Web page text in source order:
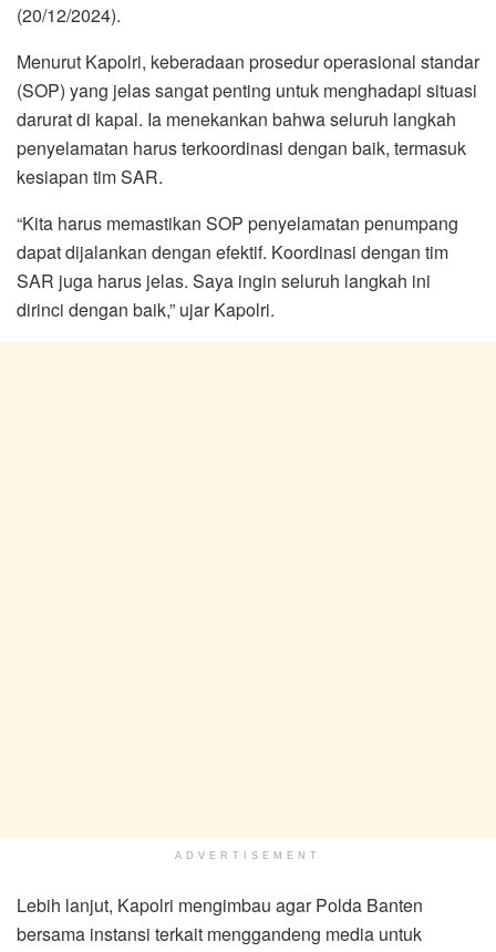
(20/12/2024).
Menurut Kapolri, keberadaan prosedur operasional standar
(SOP) yang jelas sangat penting untuk menghadapi situasi
darurat di kapal. Ia menekankan bahwa seluruh langkah
penyelamatan harus terkoordinasi dengan baik, termasuk
kesiapan tim SAR.
“Kita harus memastikan SOP penyelamatan penumpang
dapat dijalankan dengan efektif. Koordinasi dengan tim
SAR juga harus jelas. Saya ingin seluruh langkah ini
dirinci dengan baik,” ujar Kapolri.
ADVERTISEMENT
Lebih lanjut, Kapolri mengimbau agar Polda Banten
bersama instansi terkait menggandeng media untuk